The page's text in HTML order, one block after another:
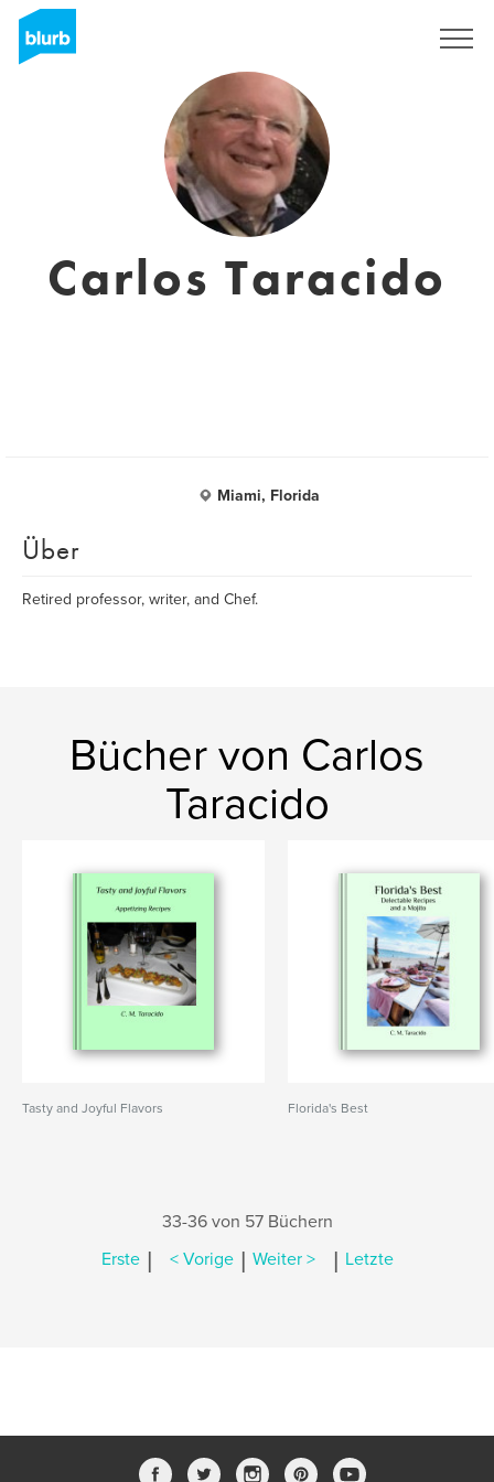
Carlos Taracido
Miami, Florida
Über
Retired professor, writer, and Chef.
Bücher von Carlos
Taracido
Tasty and Joyful Flavors Florida's Best
33-36 von 57 Büchern
Erste | < Vorige | Weiter > | Letzte